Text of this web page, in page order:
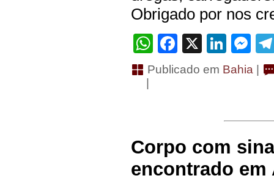
Obrigado por nos
WhatsApp
Facebook
X
Publicado em Bahia |
Corpo com
encontrado em